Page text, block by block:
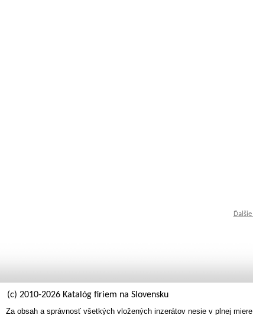
(c) 2010-2026 Katalóg firiem na Slovensku
Za obsah a správnosť všetkých vložených inzerátov nesie v plnej